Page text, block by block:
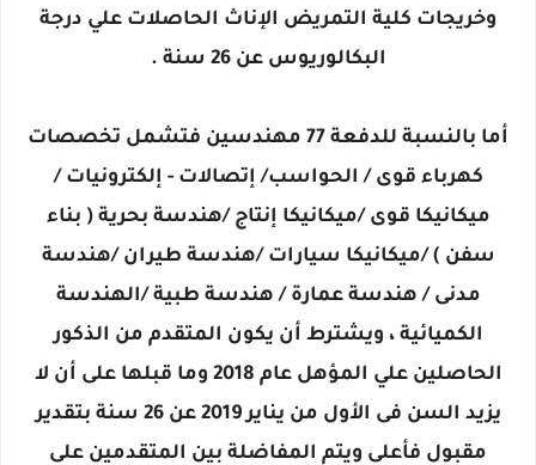
وخريجات كلية التمريض الإناث الحاصلات علي درجة
البكالوريوس عن 26 سنة .
أما بالنسبة للدفعة 77 مهندسين فتشمل تخصصات
كهرباء قوى / الحواسب/ إتصالات - إلكترونيات /
ميكانيكا قوى /ميكانيكا إنتاج /هندسة بحرية ( بناء
سفن ) /ميكانيكا سيارات /هندسة طيران /هندسة
مدنى / هندسة عمارة / هندسة طبية /الهندسة
الكميائية ، ويشترط أن يكون المتقدم من الذكور
الحاصلين علي المؤهل عام 2018 وما قبلها على أن لا
يزيد السن فى الأول من يناير 2019 عن 26 سنة بتقدير
مقبول فأعلى ويتم المفاضلة بين المتقدمين على